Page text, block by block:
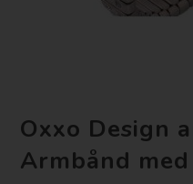
Oxxo Design
Armbånd